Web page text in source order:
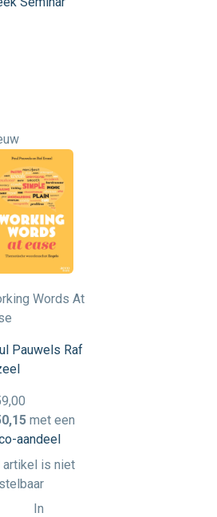
Words At
Pauwels Raf
met een
aandeel
artikel is niet
In